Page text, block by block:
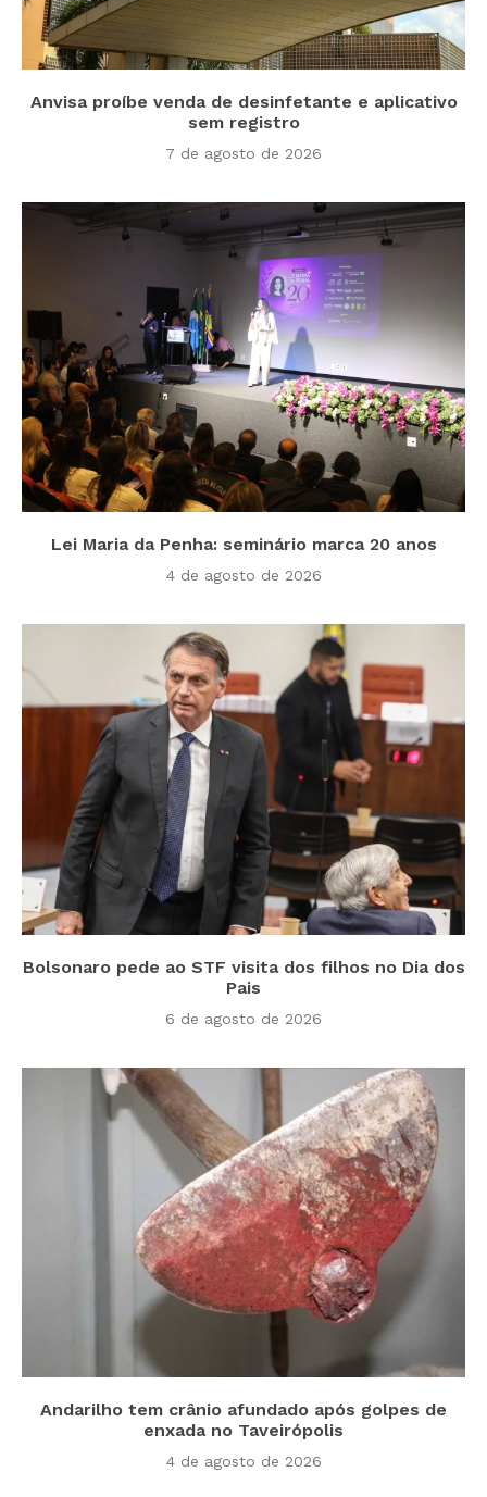
Anvisa proíbe venda de desinfetante e aplicativo
sem registro
7 de agosto de 2026
Lei Maria da Penha: seminário marca 20 anos
4 de agosto de 2026
Bolsonaro pede ao STF visita dos filhos no Dia dos
Pais
6 de agosto de 2026
Andarilho tem crânio afundado após golpes de
enxada no Taveirópolis
4 de agosto de 2026